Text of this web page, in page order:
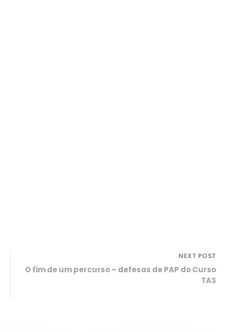
NEXT POST
O fim de um percurso – defesas de PAP do Curso
TAS